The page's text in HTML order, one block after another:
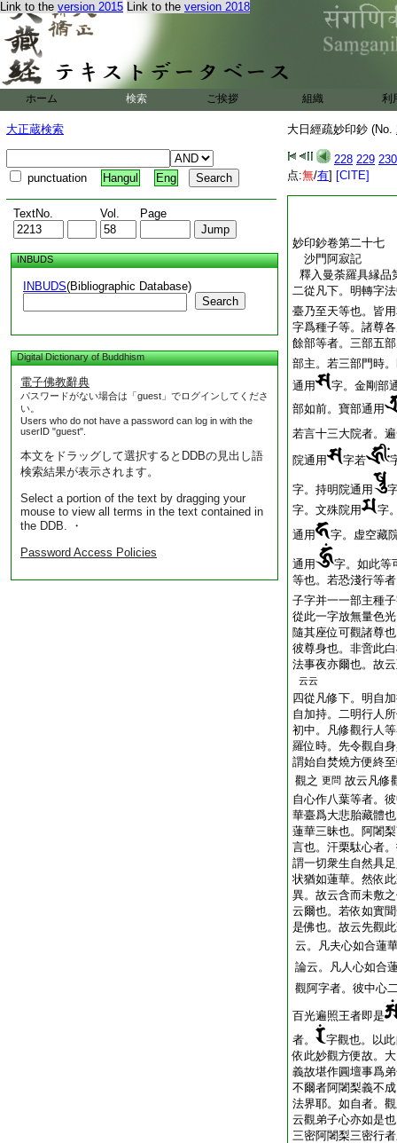
Link to the version 2015 Link to the version 2018
ホーム 検索 ご挨拶 組織 利
大正蔵検索
punctuation Hangul Eng
TextNo. Vol. Page
INBUDS
INBUDS(Bibliographic Database)
Search
Digital Dictionary of Buddhism
電子佛教辭典
パスワードがない場合は「guest」でログインしてくださ
い。
Users who do not have a password can log in with the
userID "guest".
本文をドラッグして選択するとDDBの見出し語
検索結果が表示されます。
Select a portion of the text by dragging your
mouse to view all terms in the text contained in
the DDB. ・
Password Access Policies
大日經疏妙印鈔 (No.
228 229 230
点:無/有] [CITE]
指示下圖位曼荼羅
三從其一下。明一
謂遍知院是也
六位分明也。故任
子。轉其種子成其
明了也
御本云 元徳二年
沙門阿寂 六十一
妙印鈔卷第二十七
沙門阿寂記
釋入曼荼羅具縁品
二從凡下。明轉字
臺乃至天等也。皆
字爲種子等。諸尊
餘部等者。三部五
部主。若三部門時
通用
字。金剛部
部如前。寶部通用
若言十三大院者。
院通用
字若
字。持明院通用
字。文殊院用
字
通用
字。虚空藏
通用
字。如此等
等也。若恐淺行等
子字并一一部主種
從此一字放無量色
隨其座位可觀諸尊
彼尊身也。非啻此
法事夜亦爾也。故
云云
四從凡修下。明自
自加持。二明行人
初中。凡修觀行人
羅位時。先令觀自
謂始自焚燒方便終
觀之 更問 故云凡修
自心作八葉等者。
華臺爲大悲胎藏體
蓮華三昧也。阿闍
言也。汗栗駄心者
謂一切衆生自然具
状猶如蓮華。然依
異。故云含而未敷
云爾也。若依如實
是佛也。故云先觀
云。凡夫心如合蓮
論云。凡人心如合
觀阿字者。彼中心
百光遍照王者即是
者。
字觀也。以
依此妙觀方便故。
義故堪作圓壇事爲
不爾者阿闍梨義不
法界耶。如自者。
云觀弟子心亦如是
三密阿闍梨三密行